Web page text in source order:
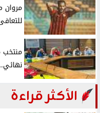
منتخب
الأكثر قراءة